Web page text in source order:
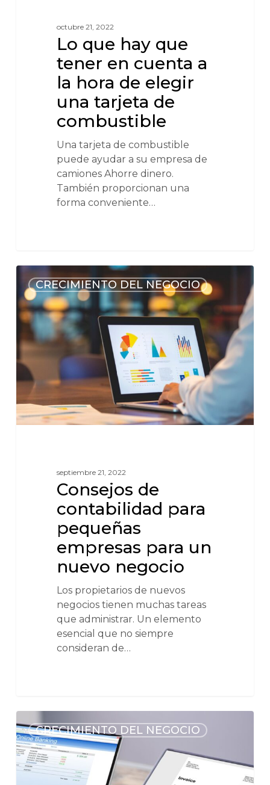
octubre 21, 2022
Lo que hay que
tener en cuenta a
la hora de elegir
una tarjeta de
combustible
Una tarjeta de combustible
puede ayudar a su empresa de
camiones Ahorre dinero.
También proporcionan una
forma conveniente…
CRECIMIENTO DEL NEGOCIO
septiembre 21, 2022
Consejos de
contabilidad para
pequeñas
empresas para un
nuevo negocio
Los propietarios de nuevos
negocios tienen muchas tareas
que administrar. Un elemento
esencial que no siempre
consideran de…
CRECIMIENTO DEL NEGOCIO